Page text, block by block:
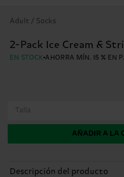
Adult / Socks
2-Pack Ice Cream &
EN STOCK AHORRA MÍN. 15 % EN
Talla
AÑADIR A LA
Descripción del producto